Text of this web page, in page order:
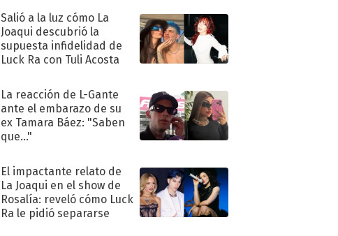
Salió a la luz cómo La
Joaqui descubrió la
supuesta infidelidad de
Luck Ra con Tuli Acosta
La reacción de L-Gante
ante el embarazo de su
ex Tamara Báez: "Saben
que..."
El impactante relato de
La Joaqui en el show de
Rosalía: reveló cómo Luck
Ra le pidió separarse